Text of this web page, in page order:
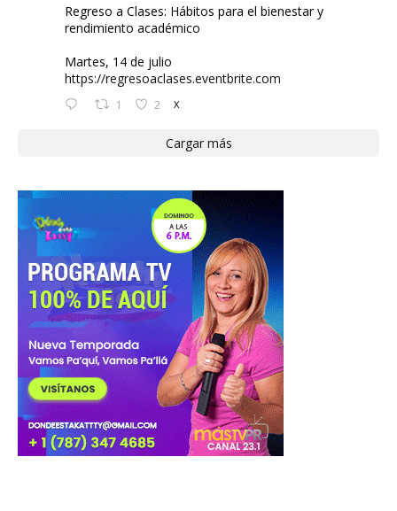
Regreso a Clases: Hábitos para el bienestar y
rendimiento académico
Martes, 14 de julio
https://regresoaclases.eventbrite.com
1 2 X
Cargar más